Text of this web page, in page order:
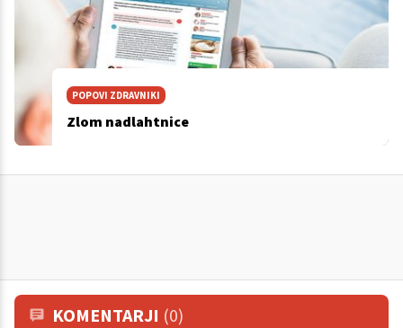
POPOVI ZDRAVNIKI
Zlom nadlahtnice
KOMENTARJI (0)